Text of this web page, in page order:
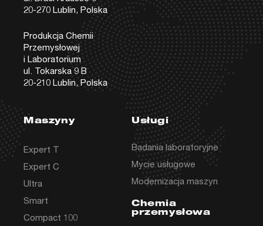
20-270 Lublin, Polska
Produkcja Chemii
Przemysłowej
i Laboratorium
ul. Tokarska 9 B
20-210 Lublin, Polska
Maszyny
Expert T
Expert C
Ultra
Smart
Compact 100
Usługi
Badania laboratoryjne
Mycie usługowe
Modernizacja maszyn
Chemia
przemysłowa